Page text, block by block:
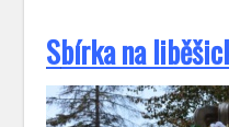
Sbírka na